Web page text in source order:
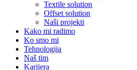
Textile solution
Offset solution
Naši projekti
Kako mi radimo
Ko smo mi
Tehnologija
Naš tim
Karijera